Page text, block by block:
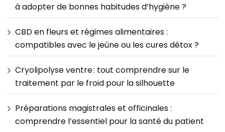
à adopter de bonnes habitudes d’hygiène ?
CBD en fleurs et régimes alimentaires :
compatibles avec le jeûne ou les cures détox ?
Cryolipolyse ventre : tout comprendre sur le
traitement par le froid pour la silhouette
Préparations magistrales et officinales :
comprendre l’essentiel pour la santé du patient